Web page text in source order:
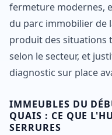
fermeture modernes,
du parc immobilier de
produit des situations
selon le secteur, et
diagnostic sur place
IMMEUBLES DU
QUAIS : CE QUE
SERRURES